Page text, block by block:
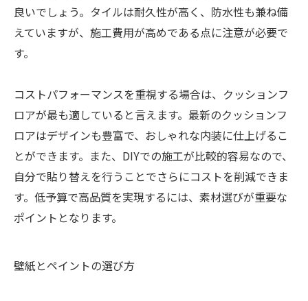
良いでしょう。タイルは耐久性が高く、防水性も兼ね備
えていますが、施工費用が高めである点に注意が必要で
す。
コストパフォーマンスを重視する場合は、クッションフ
ロアが最も適していると言えます。最新のクッションフ
ロアはデザインも豊富で、おしゃれな内装に仕上げるこ
とができます。また、DIYでの施工が比較的容易なので、
自分で貼り替えを行うことでさらにコストを削減できま
す。低予算で高品質を実現するには、素材選びが重要な
ポイントとなります。
壁紙とペイントの選び方